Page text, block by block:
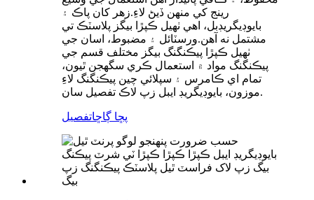
رينج کي منهن ڏيڻ لاءِ.زهر کان پاڪ ۽
بايوڊيگريڊبل، اهي ٺهيل ڪپڙا بيگز پلاسٽڪ تي
مشتمل نه آهن.ورسٽائل ۽ مضبوط، اسان جي
ٺهيل ڪپڙا پيڪنگنگ بيگز مختلف قسم جي
پيڪنگنگ مواد ۾ استعمال ڪري سگھجن ٿيون،
تمام اي ڪامرس ۽ سپلائي چين پيڪنگنگ لاءِ
موزون، بايوڊيگريڊ ايبل زپ لاڪ تفصيل سان.
پڇا ڳاڇاتفصيل